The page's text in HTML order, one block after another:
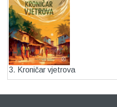
3. Kroničar vjetrova